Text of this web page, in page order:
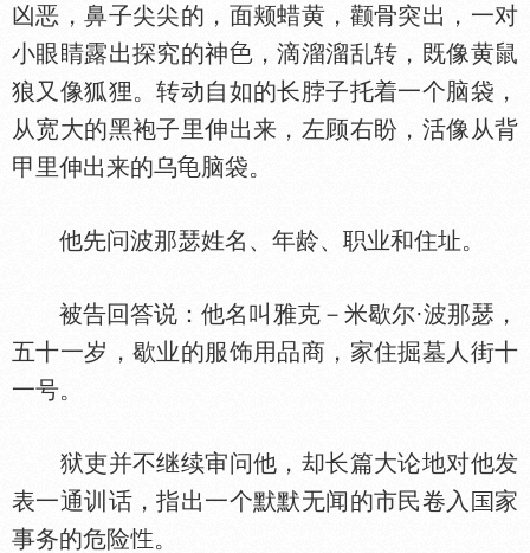
凶恶，鼻子尖尖的，面颊蜡黄，颧骨突出，一对
小眼睛露出探究的神
，滴溜溜乱转，既像黄鼠
狼又像狐狸。转动自如的长脖子托着一个脑袋，
从宽大的黑袍子里伸出来，左顾右盼，活像从背
甲里伸出来的乌
脑袋。
他先问波那瑟姓名、年龄、职业和住址。
被告回答说：他名叫雅克－米歇尔·波那瑟，
五十一岁，歇业的服饰用品商，家住掘墓人街十
一号。
狱吏并不继续审问他，却长篇大论地对他发
表一通训话，指出一个默默无闻的市民卷入
家
事务的危险
。